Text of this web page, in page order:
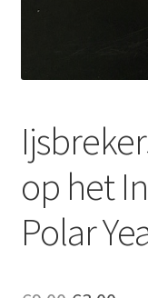
op het
Polar